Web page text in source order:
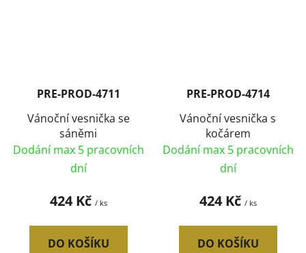
PRE-PROD-4711
Vánoční vesnička se
sáněmi
Dodání max 5 pracovních
dní
424 Kč / ks
DO KOŠÍKU
PRE-PROD-4714
Vánoční vesnička s
kočárem
Dodání max 5 pracovních
dní
424 Kč / ks
DO KOŠÍKU